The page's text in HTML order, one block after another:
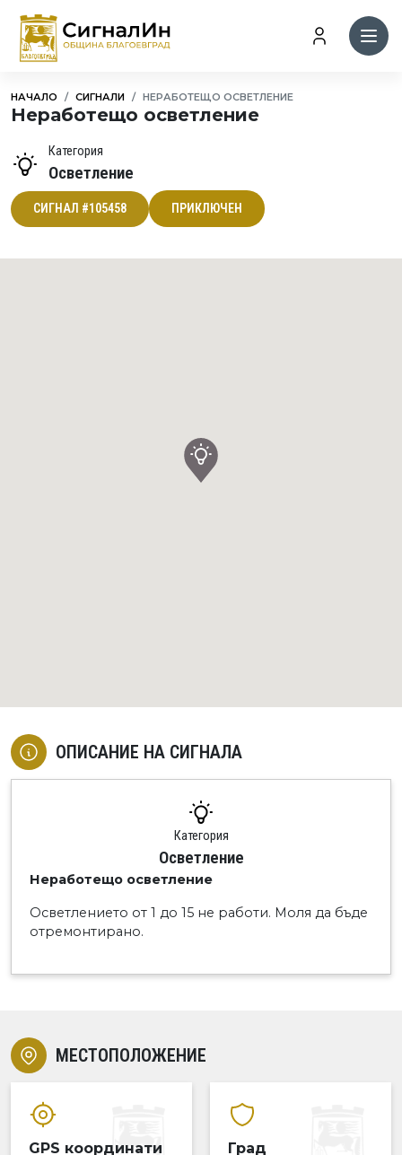
НАЧАЛО СИГНАЛИ НЕРАБОТЕЩО ОСВЕТЛЕНИЕ
Неработещо осветление
Категория
Осветление
СИГНАЛ #105458 ПРИКЛЮЧЕН
ОПИСАНИЕ НА СИГНАЛА
Категория
Осветление
Неработещо осветление
Осветлението от 1 до 15 не работи. Моля да бъде
отремонтирано.
МЕСТОПОЛОЖЕНИЕ
GPS координати Град